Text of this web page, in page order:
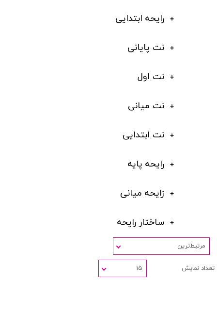
رایحه ابتدایی
نت پایانی
نت اول
نت میانی
نت ابتدایی
رایحه پایه
زایحه میانی
ساختار رایحه
مرتبط‌ترین
تعداد نمایش ۱۵